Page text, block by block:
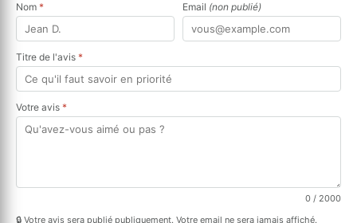
Nom * Email (non publié)
Titre de l'avis *
Votre avis *
0 / 2000
🔒 Votre avis sera publié publiquement. Votre email ne sera jamais affiché.